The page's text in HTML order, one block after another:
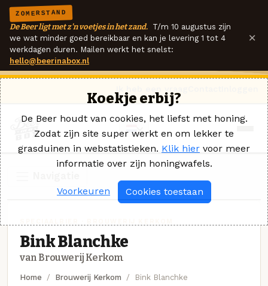
ZOMERSTAND
De Beer ligt met z'n voetjes in het zand. T/m 10 augustus zijn
we wat minder goed bereikbaar en kan je levering 1 tot 4
werkdagen duren. Mailen werkt het snelst:
hello@beerinabox.nl
×
Bink Blanchke
van Brouwerij Kerkom
Home Brouwerij Kerkom Bink Blanchke
Koekje erbij?
De Beer houdt van cookies, het liefst met honing.
Zodat zijn site super werkt en om lekker te
grasduinen in webstatistieken. Klik hier voor meer
informatie over zijn honingwafels.
Voorkeuren Cookies toestaan